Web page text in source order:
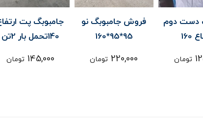
نو
تومان
جامبوبگ پت ارتفاع
140تحمل بار 2تن
145,000 تومان
15000kg دست دوم
130,000 تومان